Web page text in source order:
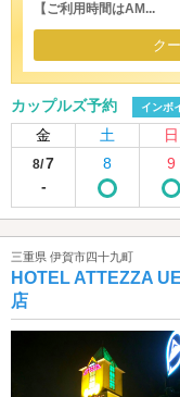
【ご利用時間はAM...
ク
カップルズ予約 インボ
金 土 日
8/7
-
8 9
三重県 伊賀市四十九町
HOTEL ATTEZZA
店